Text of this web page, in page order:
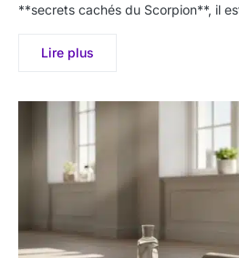
**secrets cachés du Scorpion**, il
Lire plus